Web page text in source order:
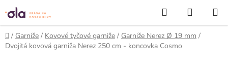
Prejsť
na
obsah
Hľadať
KOŠÍK
Domov
/ Garniže / Kovové tyčové garniže / Garniže Nerez Ø 19 mm /
Dvojitá kovová garniža Nerez 250 cm - koncovka Cosmo